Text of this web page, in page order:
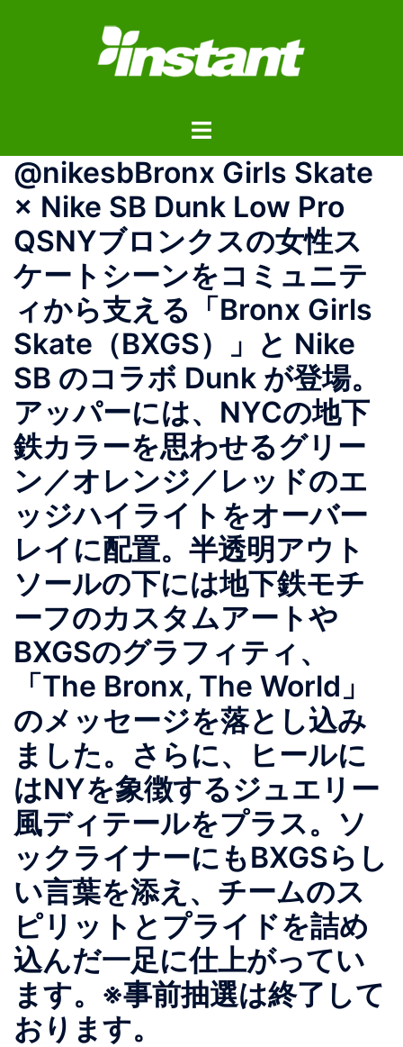
ス
ト
ル
ニ
ュ
ー
@nikesbBronx Girls Skate
× Nike SB Dunk Low Pro
QSNYブロンクスの女性ス
ケートシーンをコミュニテ
ィから支える「Bronx Girls
Skate（BXGS）」と Nike
SB のコラボ Dunk が登場。
アッパーには、NYCの地下
鉄カラーを思わせるグリー
ン／オレンジ／レッドのエ
ッジハイライトをオーバー
レイに配置。半透明アウト
ソールの下には地下鉄モチ
ーフのカスタムアートや
BXGSのグラフィティ、
「The Bronx, The World」
のメッセージを落とし込み
ました。さらに、ヒールに
はNYを象徴するジュエリー
風ディテールをプラス。ソ
ックライナーにもBXGSらし
い言葉を添え、チームのス
ピリットとプライドを詰め
込んだ一足に仕上がってい
ます。※事前抽選は終了して
おります。